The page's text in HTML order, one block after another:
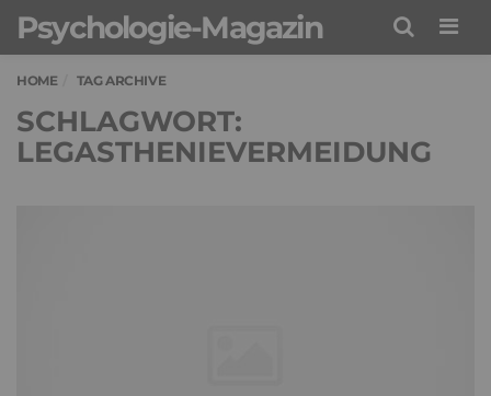
Psychologie-Magazin
HOME TAG ARCHIVE
SCHLAGWORT:
LEGASTHENIEVERMEIDUNG